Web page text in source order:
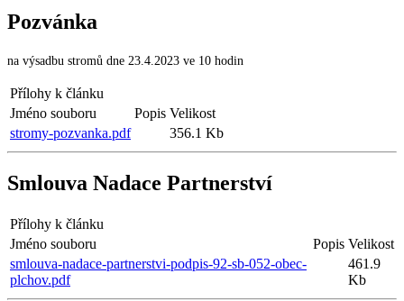
Pozvánka
na výsadbu stromů dne 23.4.2023 ve 10 hodin
Přílohy k článku
Jméno souboru
Popis Velikost
stromy-pozvanka.pdf
356.1 Kb
Smlouva Nadace Partnerství
Přílohy k článku
Jméno souboru
Popis Velikost
smlouva-nadace-partnerstvi-podpis-92-sb-052-obec-
plchov.pdf
461.9
Kb